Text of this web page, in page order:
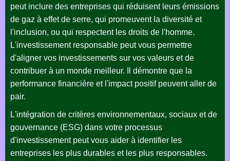
peut inclure des entreprises qui réduisent leurs émissions
de gaz à effet de serre, qui promeuvent la diversité et
l'inclusion, ou qui respectent les droits de l'homme.
L'investissement responsable peut vous permettre
d'aligner vos investissements sur vos valeurs et de
contribuer à un monde meilleur. Il démontre que la
performance financière et l'impact positif peuvent aller de
pair.
L'intégration de critères environnementaux, sociaux et de
gouvernance (ESG) dans votre processus
d'investissement peut vous aider à identifier les
entreprises les plus durables et les plus responsables.